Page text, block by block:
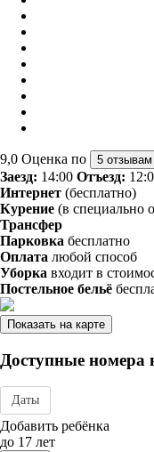
9,0 Оценка по 5 отзывам
Заезд: 14:00 Отъезд:
Интернет (бесплатно)
Курение (в специально
Трансфер
Парковка бесплатно
Оплата любой способ
Уборка входит в
Постельное бельё
Показать на карте
Доступные
Даты
Дата заезда - отъезда
Добавить ребёнка
до 17 лет